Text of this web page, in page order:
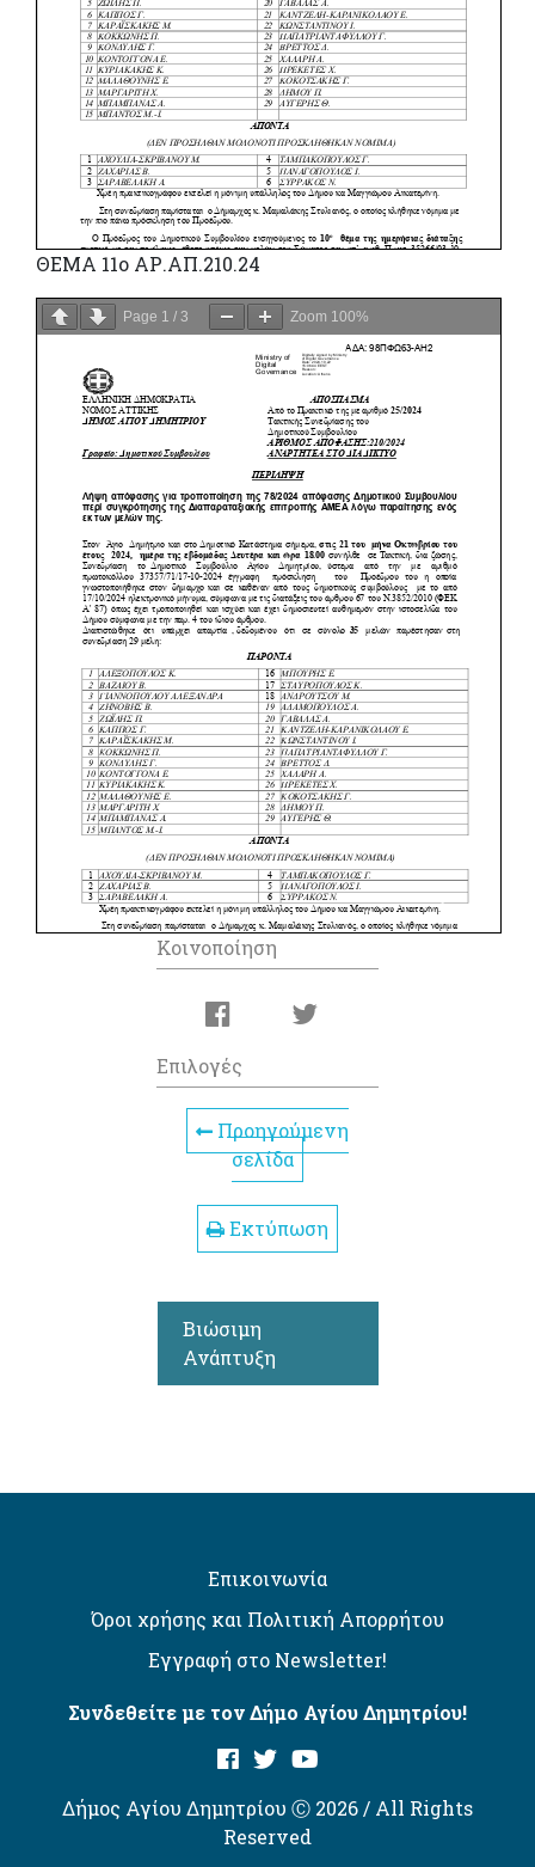
ΘΕΜΑ 11ο ΑΡ.ΑΠ.210.24
Page 1 / 3 Zoom 100%
Κοινοποίηση
Επιλογές
Προηγούμενη
σελίδα
Εκτύπωση
Βιώσιμη
Ανάπτυξη
Επικοινωνία
Όροι χρήσης και Πολιτική Απορρήτου
Εγγραφή στο Newsletter!
Συνδεθείτε με τον Δήμο Αγίου Δημητρίου!
Δήμος Αγίου Δημητρίου Ⓒ 2026 / All Rights
Reserved